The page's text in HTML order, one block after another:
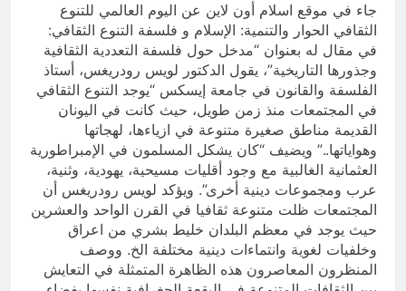
جاء في موقع اسلام أون لاين عن اليوم العالمي للتنوع
الثقافي الحوار والتنمية: الإسلام و فلسفة التنوع الثقافي:
في مقال له بعنوان “مدخل حول فلسفة التعددية الثقافية
وجذورها التاريخية”، يقول الدكتور لويس رودريغس، أستاذ
الفلسفة والقانون في جامعة إيسكس “يوجد التنوع الثقافي
في المجتمعات منذ زمن طويل، حيث كانت في اليونان
القديمة مناطق صغيرة متنوعة في ازياءها، لهجاتها
وهواياتها..” ويضيف “كان يشكل المسلمون في الإمبراطورية
العثمانية الغالبية مع وجود أقليات مسيحية، يهودية، وثنية،
عرب ومجموعات دينية أخرى”. ويؤكد لويس رودريغس أن
المجتمعات ظلت متنوعة ثقافيا في القرن الواحد والعشرين
حيث يوجد في معظم البلدان خليط بشري من اعراق
وخلفيات لغوية وانتماءات دينية مختلفة الخ. ووصف
المنظرون المعاصرون هذه الظاهرة المتمثلة في التعايش